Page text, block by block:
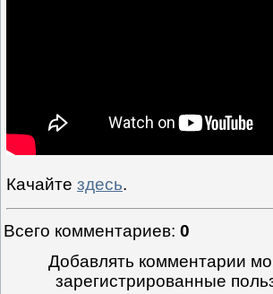
Качайте здесь.
Всего комментариев: 0
Добавлять комментарии
зарегистрированные